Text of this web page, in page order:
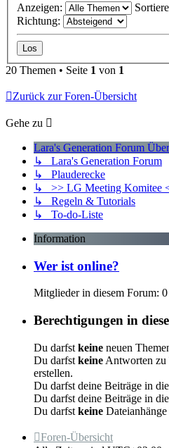
Anzeigen:
Richtung:
20 Themen • Seite 1 von 1
Zurück zur Foren-Übersicht
Gehe zu
Lara's Generation Forum
↳ Lara's Generation Forum
↳ Plauderecke
↳ >> LG Meeting Komitee
↳ Regeln & Tutorials
↳ To-do-Liste
Information
Wer ist online?
Mitglieder in diesem Forum:
Berechtigungen in
Du darfst keine neuen
Du darfst keine Antworten zu
erstellen.
Du darfst deine Beiträge in
Du darfst deine Beiträge in
Du darfst keine
Foren-Übersicht